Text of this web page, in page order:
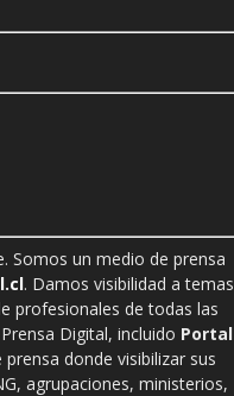
Somos un medio de prensa
. Damos visibilidad a temas
profesionales de todas las
Digital, incluido Portal
donde visibilizar sus
agrupaciones, ministerios,